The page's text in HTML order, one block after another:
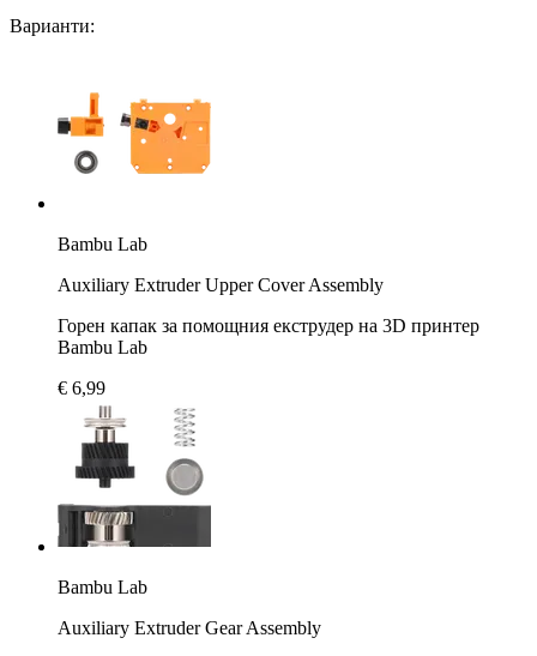
Варианти:
Bambu Lab
Auxiliary Extruder Upper Cover Assembly
Горен капак за помощния екструдер на 3D принтер
Bambu Lab
€ 6,99
Bambu Lab
Auxiliary Extruder Gear Assembly